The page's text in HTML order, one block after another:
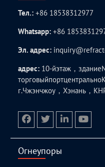
Тел.:+86 18538312977
Whatsapp:+86
Эл. адрес:
адрес: 10-йэтаж，
г.Чжэнчжоу，Хэнань，
Огнеупоры